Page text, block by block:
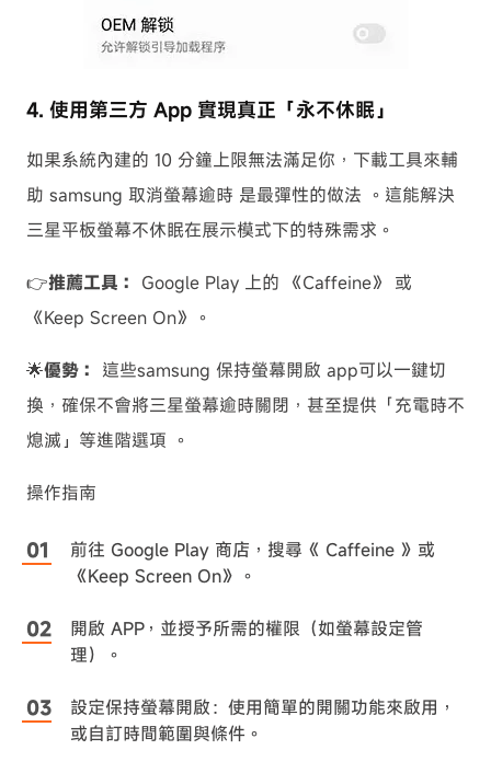
4. 使用第三方 App 實現真正「永不休眠」
如果系統內建的 10 分鐘上限無法滿足你，下載工具來輔
助 samsung 取消螢幕逾時 是最彈性的做法 。這能解決
三星平板螢幕不休眠在展示模式下的特殊需求。
👉推薦工具： Google Play 上的 《Caffeine》 或
《Keep Screen On》。
🌟優勢： 這些samsung 保持螢幕開啟 app可以一鍵切
換，確保不會將三星螢幕逾時關閉，甚至提供「充電時不
熄滅」等進階選項 。
操作指南
前往 Google Play 商店，搜尋《 Caffeine 》或
《Keep Screen On》。
開啟 APP，並授予所需的權限（如螢幕設定管
理）。
設定保持螢幕開啟：使用簡單的開關功能來啟用，
或自訂時間範圍與條件。